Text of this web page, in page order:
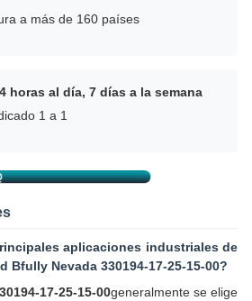
a más de 160 países
horas al día, 7 días a la semana
1 a 1
aplicaciones industriales de
Bfully Nevada 330194-17-25-15-00?
17-25-15-00generalmente se elige